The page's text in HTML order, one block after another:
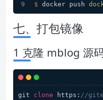
$ docker push
七、打包镜像
1 克隆 mblog 源
git clone https: //